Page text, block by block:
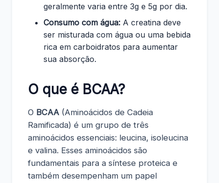
geralmente varia entre 3g e 5g por dia.
Consumo com água: A creatina deve
ser misturada com água ou uma bebida
rica em carboidratos para aumentar
sua absorção.
O que é BCAA?
O BCAA (Aminoácidos de Cadeia
Ramificada) é um grupo de três
aminoácidos essenciais: leucina, isoleucina
e valina. Esses aminoácidos são
fundamentais para a síntese proteica e
também desempenham um papel